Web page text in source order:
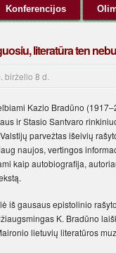
Konferencijos
literatūra ten
birželio 8 d.
Kazio Bradūno
ir Stasio Santvaro
parvežtas išeivių
naujos, vertingos
kaip autobiografija,
iš gausaus epistolinio
K. Bradūno
lietuvių literatūros